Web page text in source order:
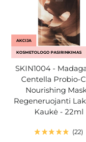
AKCIJA
KOSMETOLOGO PASIRINKIMAS
SKIN1004 -
Centella Probio-
Nourishing
Regeneruojanti
Kaukė - 22ml
22